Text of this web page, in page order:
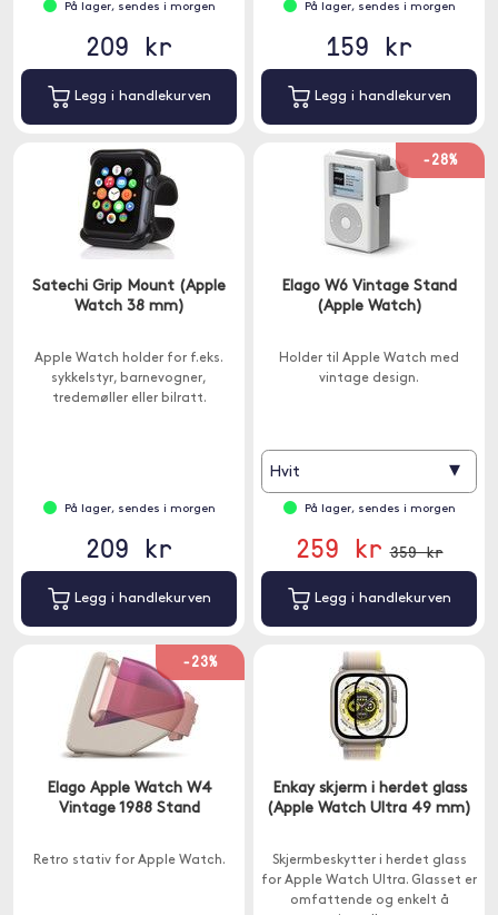
På lager, sendes i morgen
209 kr
Legg i handlekurven
På lager, sendes i morgen
159 kr
Legg i handlekurven
Satechi Grip Mount (Apple
Watch 38 mm)
Apple Watch holder for f.eks.
sykkelstyr, barnevogner,
tredemøller eller bilratt.
På lager, sendes i morgen
209 kr
Legg i handlekurven
-28%
Elago W6 Vintage Stand
(Apple Watch)
Holder til Apple Watch med
vintage design.
Hvit ▾
På lager, sendes i morgen
259 kr 359 kr
Legg i handlekurven
-23%
Elago Apple Watch W4
Vintage 1988 Stand
Retro stativ for Apple Watch.
Enkay skjerm i herdet glass
(Apple Watch Ultra 49 mm)
Skjermbeskytter i herdet glass
for Apple Watch Ultra. Glasset er
omfattende og enkelt å